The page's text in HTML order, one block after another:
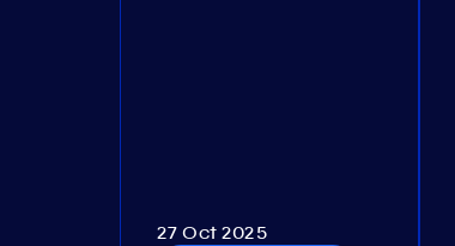
27 Oct 2025